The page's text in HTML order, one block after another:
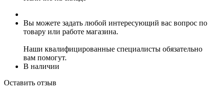
Вы можете задать любой интересующий вас вопрос по
товару или работе магазина.
Наши квалифицированные специалисты обязательно
вам помогут.
В наличии
Оставить отзыв